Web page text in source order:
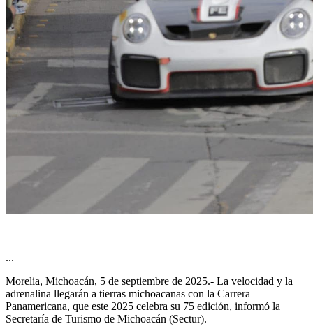
...
Morelia, Michoacán, 5 de septiembre de 2025.- La velocidad y la
adrenalina llegarán a tierras michoacanas con la Carrera
Panamericana, que este 2025 celebra su 75 edición, informó la
Secretaría de Turismo de Michoacán (Sectur).